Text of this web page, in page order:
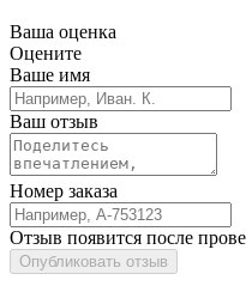
Ваша оценка
Оцените
Ваше имя
Ваш отзыв
Номер заказа
Отзыв появится после
Опубликовать отзыв